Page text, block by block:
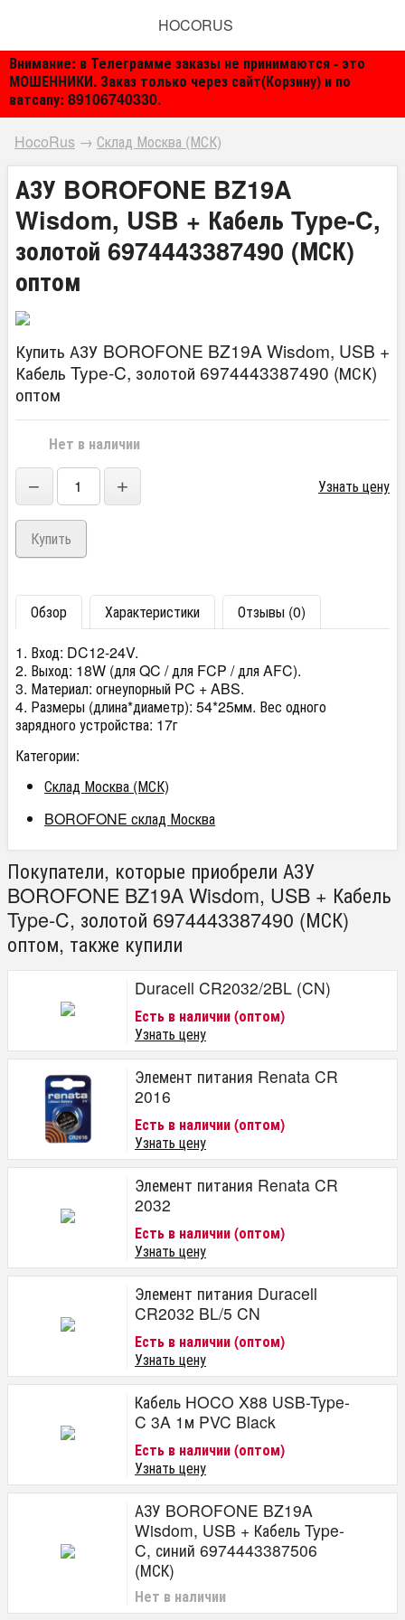
Внимание: в Телеграмме заказы не принимаются - это
МОШЕННИКИ. Заказ только через сайт(Корзину) и по
ватсапу: 89106740330.
HOCORUS
HocoRus → Склад Москва (МСК)
АЗУ BOROFONE BZ19A
Wisdom, USB + Кабель Type-C,
золотой 6974443387490 (МСК)
оптом
Купить АЗУ BOROFONE BZ19A Wisdom, USB +
Кабель Type-C, золотой 6974443387490 (МСК)
оптом
Нет в наличии
− + Узнать цену
Обзор Характеристики
Отзывы (0)
1. Вход: DC12-24V.
2. Выход: 18W (для QC / для FCP / для AFC).
3. Материал: огнеупорный PC + ABS.
4. Размеры (длина*диаметр): 54*25мм. Вес одного
зарядного устройства: 17г
Категории:
Склад Москва (МСК)
BOROFONE склад Москва
Покупатели, которые приобрели АЗУ
BOROFONE BZ19A Wisdom, USB + Кабель
Type-C, золотой 6974443387490 (МСК)
оптом, также купили
Duracell CR2032/2BL (CN)
Есть в наличии (оптом)
Узнать цену
Элемент питания Renata CR
2016
Есть в наличии (оптом)
Узнать цену
Элемент питания Renata CR
2032
Есть в наличии (оптом)
Узнать цену
Элемент питания Duracell
CR2032 BL/5 CN
Есть в наличии (оптом)
Узнать цену
Кабель HOCO X88 USB-Type-
C 3A 1м PVC Black
Есть в наличии (оптом)
Узнать цену
АЗУ BOROFONE BZ19A
Wisdom, USB + Кабель Type-
C, синий 6974443387506
(МСК)
Нет в наличии